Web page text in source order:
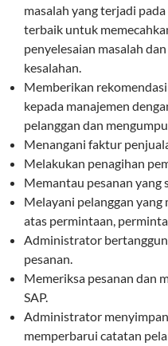
masalah yang terjadi
terbaik untuk
penyelesaian masalah
kesalahan.
Memberikan
kepada manajemen
pelanggan dan
Menangani faktur
Melakukan penagihan
Memantau pesanan yang
Melayani pelanggan
atas permintaan,
Administrator
pesanan.
Memeriksa pesanan dan
SAP.
Administrator
memperbarui catatan